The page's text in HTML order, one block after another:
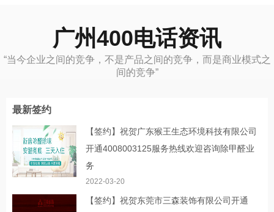
广州400电话资讯
“当今企业之间的竞争，不是产品之间的竞争，而是商业模式之
间的竞争”
最新签约
【签约】祝贺广东猴王生态环境科技有限公司
开通4008003125服务热线欢迎咨询除甲醛业
务
2022-03-20
【签约】祝贺东莞市三森装饰有限公司开通